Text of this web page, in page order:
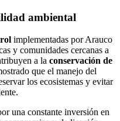
ambiental
implementadas por Arauco
y comunidades cercanas a
a la conservación de
que el manejo del
los ecosistemas y evitar
una constante inversión en